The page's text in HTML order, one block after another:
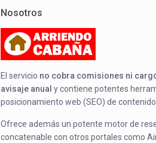
Nosotros
El servicio no cobra comisiones ni
avisaje anual y contiene potentes
posicionamiento web (SEO) de
Ofrece además un potente motor de
concatenable con otros portales como